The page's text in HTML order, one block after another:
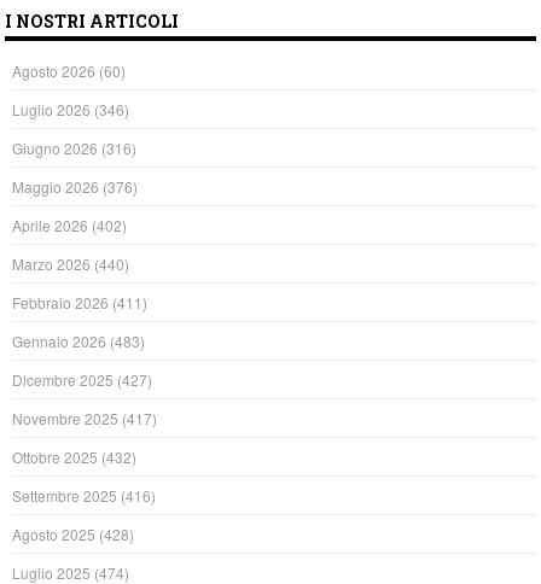
I NOSTRI ARTICOLI
Agosto 2026 (60)
Luglio 2026 (346)
Giugno 2026 (316)
Maggio 2026 (376)
Aprile 2026 (402)
Marzo 2026 (440)
Febbraio 2026 (411)
Gennaio 2026 (483)
Dicembre 2025 (427)
Novembre 2025 (417)
Ottobre 2025 (432)
Settembre 2025 (416)
Agosto 2025 (428)
Luglio 2025 (474)